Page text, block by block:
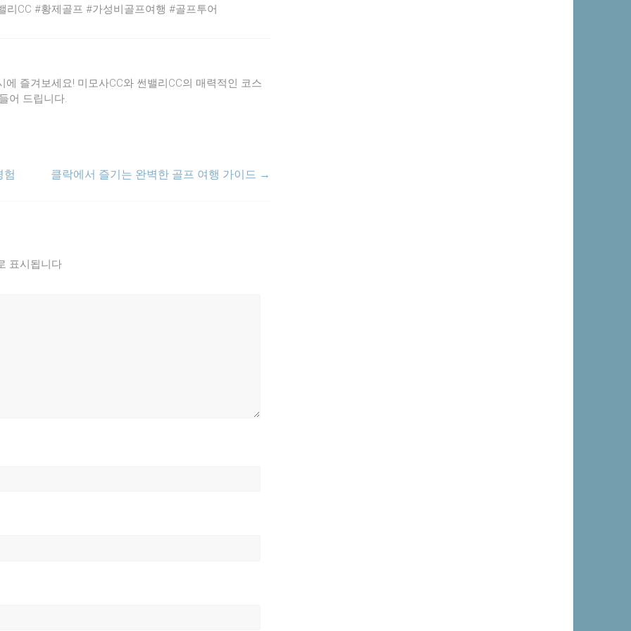
CC #황제골프 #가성비골프여행 #골프투어
즐겨보세요! 미모사CC와 썬밸리CC의 매력적인 코스
어 드립니다.
험 클락에서 즐기는 완벽한 골프 여행 가이드 →
표시됩니다